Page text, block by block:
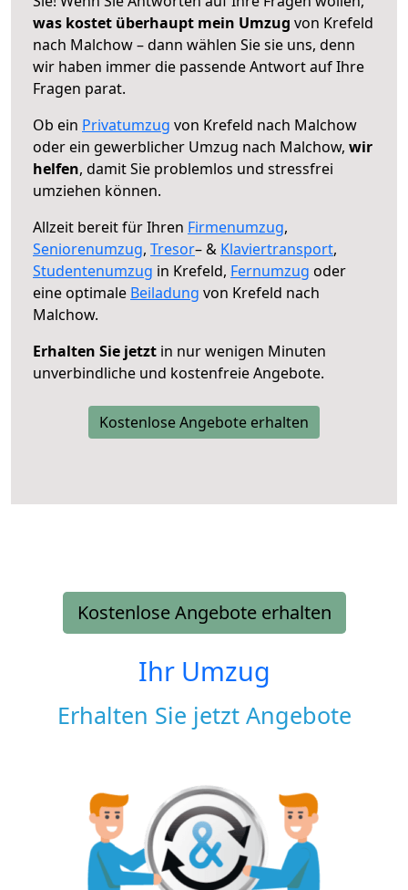
was kostet überhaupt mein Umzug von Krefeld
nach Malchow – dann wählen Sie sie uns, denn
wir haben immer die passende Antwort auf Ihre
Fragen parat.
Ob ein Privatumzug von Krefeld nach Malchow
oder ein gewerblicher Umzug nach Malchow, wir
helfen, damit Sie problemlos und stressfrei
umziehen können.
Allzeit bereit für Ihren Firmenumzug,
Seniorenumzug, Tresor– & Klaviertransport,
Studentenumzug in Krefeld, Fernumzug oder
eine optimale Beiladung von Krefeld nach
Malchow.
Erhalten Sie jetzt in nur wenigen Minuten
unverbindliche und kostenfreie Angebote.
Kostenlose Angebote erhalten
Kostenlose Angebote erhalten
Ihr Umzug
Erhalten Sie jetzt Angebote